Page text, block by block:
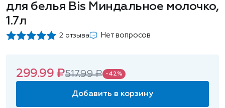
для белья Bis Миндальное молочко,
1.7л
2 отзыва Нет вопросов
299.99 ₽517.99 ₽ -42%
Добавить в корзину